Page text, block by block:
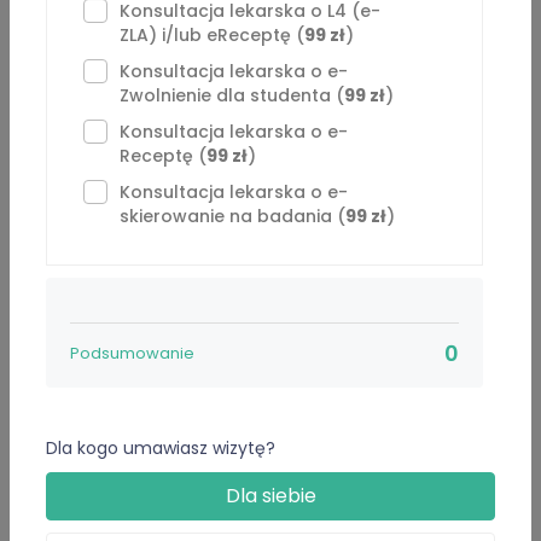
Staram się przedstawiać zalecenia w sposób zrozumiały i
skuteczny, a w przypadku jakichkolwiek wątpliwości
Pacjenta dokładnie i cierpliwie tłumaczę plan dalszego
leczenia.
Zapraszam Państwa na konsultacje w zakresie:
– diagnostyki i leczenia ostrych schorzeń infekcyjnych
(objawy takie jak np. kaszel, nudności, wymioty, bóle
– leczenia bólu ostrego
– przedłużenia antykoncepcji (po pełnym wywiadzie)
– na maksymalnie 30 dni, jeżeli Pacjent nie jest w stanie
Konsultacja lekarska o L4 (e-
ZLA) i/lub eReceptę (99 zł)
Konsultacja lekarska o e-
Zwolnienie dla studenta (99 zł)
Konsultacja lekarska o e-
Receptę (99 zł)
Konsultacja lekarska o e-
skierowanie na badania (99 zł)
Podsumowanie 0
Dla kogo umawiasz wizytę?
Dla siebie